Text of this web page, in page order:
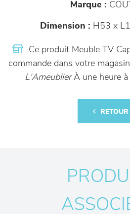
Marque :
Dimension : H53 x
Ce produit Meuble TV
commande dans votre magasin
L'AmeublierÀ une heure à
RETOUR